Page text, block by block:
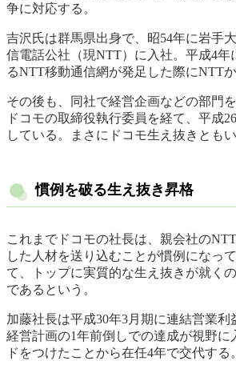
争に対応する。
吉沢氏は群馬県出身で、昭54年に岩手
信電話公社（現NTT）に入社。平成4年
るNTT移動通信網が発足した際にNTTか
その後も、同社で経営企画などの部門
ドコモの取締役執行委員を経て、平成
している。まさにドコモ生え抜きとも
慣例を破る生え抜き昇格
これまでドコモの社長は、親会社の
した人材を送り込むことが慣例になっ
て、トップに実質的な生え抜きが就く
であるという。
加藤社長は平成30年3月期に連結営業利
経営計画の1年前倒しでの達成が視野に
ドをつけたことから在任4年で交代する。